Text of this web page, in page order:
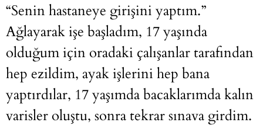
“Senin hastaneye girişini yaptım.”
Ağlayarak işe başladım, 17 yaşında
olduğum için oradaki çalışanlar tarafından
hep ezildim, ayak işlerini hep bana
yaptırdılar, 17 yaşımda bacaklarımda kalın
varisler oluştu, sonra tekrar sınava girdim.